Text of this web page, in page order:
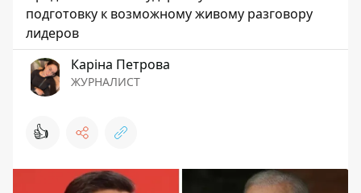
подготовку к возможному живому разговору
лидеров
Каріна Петрова
ЖУРНАЛИСТ
👍